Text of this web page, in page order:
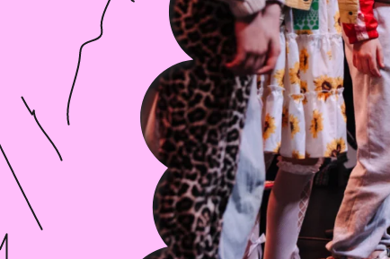
kliendi tellimuste haldamiseks ja kauba
kaup, kogus, kliendi andmed) kasutatakse ostetud
analüüsimiseks Pangakonto numbrit
nagu e-post, telefoni nr, kliendi nimi,
osutamise seonduvaid küsimusi (klienditugi).
töödeldakse veebipoe kui infoühiskonna